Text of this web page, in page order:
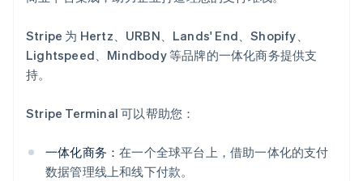
Stripe 为 Hertz、URBN、Lands' End、Shopify、
Lightspeed、Mindbody 等品牌的一体化商务提供支
持。
Stripe Terminal 可以帮助您：
一体化商务：在一个全球平台上，借助一体化的支付
数据管理线上和线下付款。